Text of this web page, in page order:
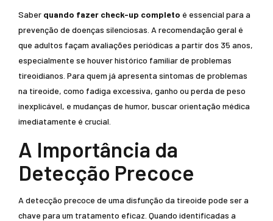
Saber quando fazer check-up completo é essencial para a
prevenção de doenças silenciosas. A recomendação geral é
que adultos façam avaliações periódicas a partir dos 35 anos,
especialmente se houver histórico familiar de problemas
tireoidianos. Para quem já apresenta sintomas de problemas
na tireoide, como fadiga excessiva, ganho ou perda de peso
inexplicável, e mudanças de humor, buscar orientação médica
imediatamente é crucial.
A Importância da
Detecção Precoce
A detecção precoce de uma disfunção da tireoide pode ser a
chave para um tratamento eficaz. Quando identificadas a